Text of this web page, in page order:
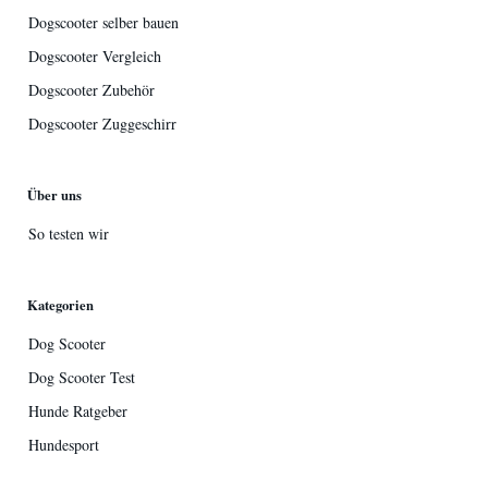
Dogscooter selber bauen
Dogscooter Vergleich
Dogscooter Zubehör
Dogscooter Zuggeschirr
Über uns
So testen wir
Kategorien
Dog Scooter
Dog Scooter Test
Hunde Ratgeber
Hundesport